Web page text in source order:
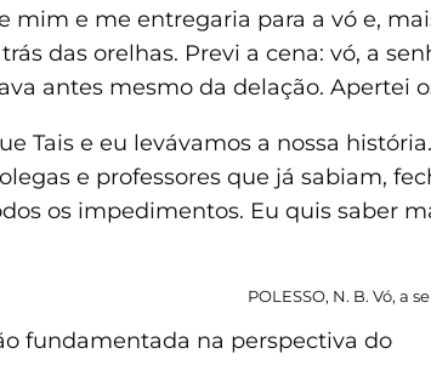
mim e me entregaria para a vó e,
das orelhas. Previ a cena: vó, a
antes mesmo da delação. Apertei
e eu levávamos a nossa
e professores que já sabiam,
os impedimentos. Eu quis saber
POLESSO, N. B. Vó, a
fundamentada na perspectiva do